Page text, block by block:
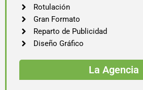
Rotulación
Gran Formato
Reparto de Publicidad
Diseño Gráfico
La Agencia